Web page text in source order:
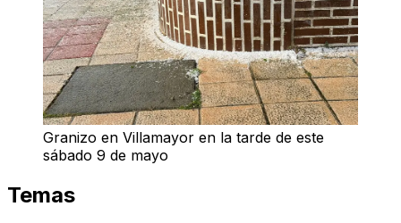
Granizo en Villamayor en la tarde de este
sábado 9 de mayo
Temas